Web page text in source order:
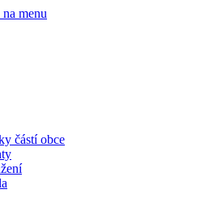
menu
částí obce